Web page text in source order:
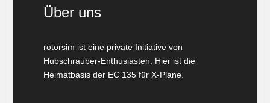
Über uns
rotorsim ist eine private Initiative von
Hubschrauber-Enthusiasten. Hier ist die
Heimatbasis der EC 135 für X-Plane.